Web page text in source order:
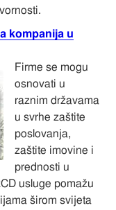
kompanija u
Firme se mogu
osnovati u
raznim državama
u svrhe zaštite
poslovanja,
zaštite imovine i
prednosti u
usluge pomažu
širom svijeta